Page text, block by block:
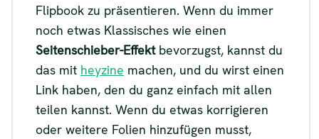
Flipbook zu präsentieren. Wenn du immer
noch etwas Klassisches wie einen
Seitenschieber-Effektbevorzugst, kannst du
das mit heyzine machen, und du wirst einen
Link haben, den du ganz einfach mit allen
teilen kannst. Wenn du etwas korrigieren
oder weitere Folien hinzufügen musst,